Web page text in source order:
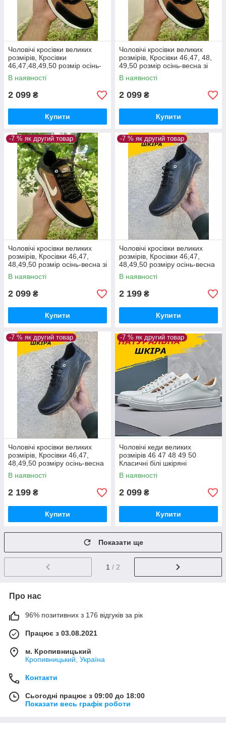
Чоловічі кросівки великих
розмірів, Кросівки
46,47,48,49,50 розмір осінь-
весна зі шкіри *М-28 ч/з* 47-
31.5см
В наявності
2 099 ₴
Купити
Чоловічі кросівки великих
розмірів, Кросівки 46,47, 48,
49,50 розмір осінь-весна зі
шкіри *М-28 ч/з* 48-32см
В наявності
2 099 ₴
Купити
-7 % як другий товар
Чоловічі кросівки великих
розмірів, Кросівки 46,47,
48,49,50 розмір осінь-весна зі
шкіри *М-28 ч/з* 49-32.5см
В наявності
2 099 ₴
Купити
-7 % як другий товар
Чоловічі кросівки великих
розмірів, Кросівки 46,47,
48,49,50 розміру осінь-весна
з натуральної шкіри *М-20*
49-32.5см
В наявності
2 199 ₴
Купити
-7 % як другий товар
Чоловічі кросівки великих
розмірів, Кросівки 46,47,
48,49,50 розміру осінь-весна
з натуральної шкіри *М-20*
50-33 см
В наявності
2 199 ₴
Купити
-7 % як другий товар
Чоловічі кеди великих
розмірів 46 47 48 49 50
Класичні білі шкіряні
демісезонні 48-32 см
В наявності
2 099 ₴
Купити
Показати ще
1 / 2
Про нас
96% позитивних з 176 відгуків за рік
Працює з 03.08.2021
м. Кропивницький
Кропивницький, Україна
Контакти
Сьогодні працює з 09:00 до 18:00
Показати весь графік роботи